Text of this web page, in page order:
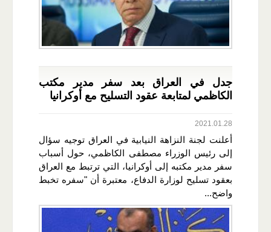
جدل في العراق بعد سفر مدير مكتب
الكاظمي لمتابعة عقود التسليح مع أوكرانيا
2021.01.28
أعلنت لجنة النزاهة النيابية في العراق توجيه سؤال
إلى رئيس الوزراء مصطفى الكاظمي، حول أسباب
سفر مدير مكتبه إلى أوكرانيا، التي ترتبط مع العراق
بعقود تسليح لوزارة الدفاع، معتبرة أن "سفره تخبط
واضح...